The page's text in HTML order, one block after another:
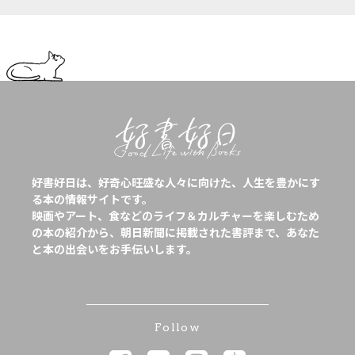
好書好日は、好奇心旺盛な人々に向けた、人生を豊かにす
る本の情報サイトです。
映画やアート、食などのライフ＆カルチャーを楽しむため
の本の紹介から、朝日新聞に掲載された書評まで、あなた
と本の出会いをお手伝いします。
Follow